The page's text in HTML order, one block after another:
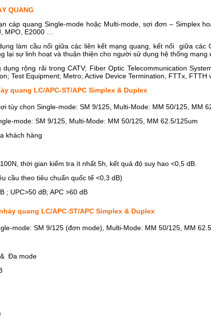
QUANG
cáp quang Single-mode hoặc Multi-mode, sợi đơn – Simplex
MPO, E2000 …
làm cầu nối giữa các liên kết mạng quang, kết nối giữa các
lại sự linh hoạt và thuận thiện cho người sử dụng hệ thống mạng
rộng rãi trong CATV; Fiber Optic Telecommunication
Test Equipment; Metro; Active Device Termination, FTTx, FTTH
quang LC/APC-ST/APC Simplex & Duplex
tùy chọn Single-mode: SM 9/125, Multi-Mode: MM 50/125, MM
mode: SM 9/125, Multi-Mode: MM 50/125, MM 62.5/125um
khách hàng
thời gian kiểm tra ít nhất 5h, kết quả độ suy hao <0,5 dB.
cầu theo tiêu chuẩn quốc tế <0,3 dB)
; UPC>50 dB; APC >60 dB
quang LC/APC-ST/APC Simplex & Duplex
mode: SM 9/125 (đơn mode), Multi-Mode: MM 50/125, MM
Đa mode